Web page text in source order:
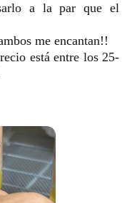
a la par que el
me encantan!!
está entre los 25-